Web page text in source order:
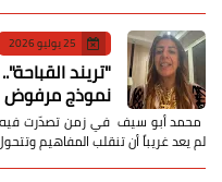
25 يوليو 2026
​"تريند
نموذج مرفوض
محمد أبو سيف ​في زمن تصدّرت فيه
لم يعد غريباً أن تنقلب المفاهيم